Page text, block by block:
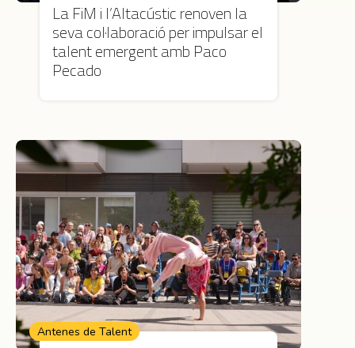
La FiM i l’Altacústic renoven la
seva col·laboració per impulsar el
talent emergent amb Paco
Pecado
Antenes de Talent